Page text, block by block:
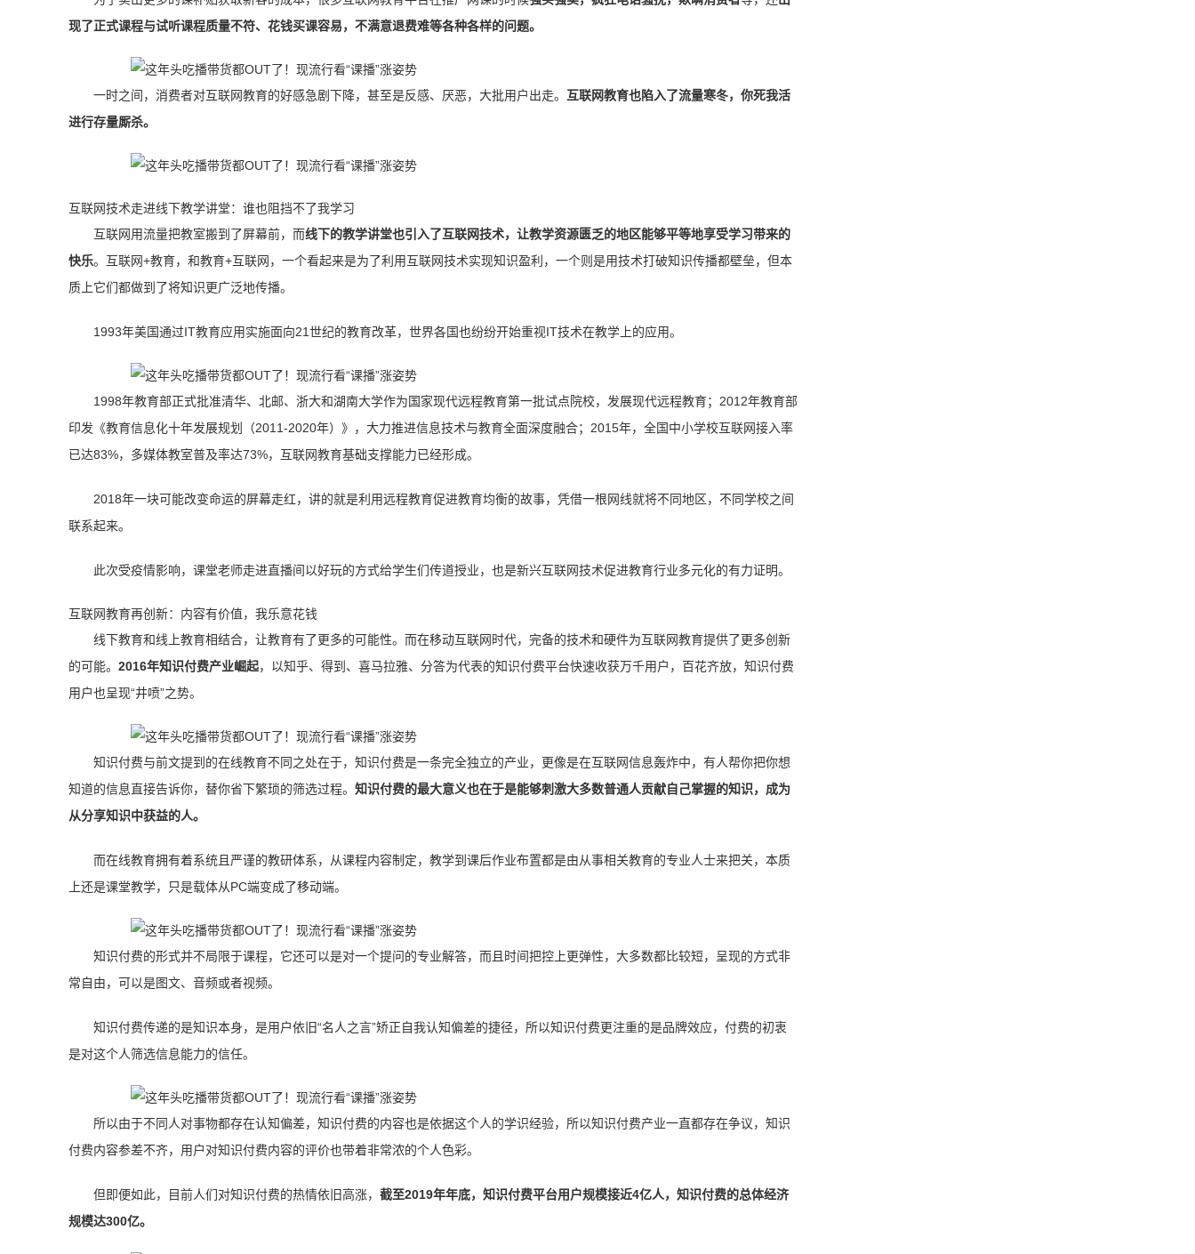
现了正式课程与试听课程质量不符、花钱买课容易，不满意退费难等各种各样的问题。
一时之间，消费者对互联网教育的好感急剧下降，甚至是反感、厌恶，大批用户出走。 互联网教育也陷入了流量寒冬，你死我活
进行存量厮杀。
互联网技术走进线下教学讲堂：谁也阻挡不了我学习
互联网用流量把教室搬到了屏幕前，而线下的教学讲堂也引入了互联网技术，让教学资源匮乏的地区能够平等地享受学习带来的
快乐。互联网+教育，和教育+互联网，一个看起来是为了利用互联网技术实现知识盈利，一个则是用技术打破知识传播都壁垒，但本
质上它们都做到了将知识更广泛地传播。
1993年美国通过IT教育应用实施面向21世纪的教育改革，世界各国也纷纷开始重视IT技术在教学上的应用。
1998年教育部正式批准清华、北邮、浙大和湖南大学作为国家现代远程教育第一批试点院校，发展现代远程教育；2012年教育部
印发《教育信息化十年发展规划（2011-2020年）》，大力推进信息技术与教育全面深度融合；2015年，全国中小学校互联网接入率
已达83%，多媒体教室普及率达73%，互联网教育基础支撑能力已经形成。
2018年一块可能改变命运的屏幕走红，讲的就是利用远程教育促进教育均衡的故事，凭借一根网线就将不同地区，不同学校之间
联系起来。
此次受疫情影响，课堂老师走进直播间以好玩的方式给学生们传道授业，也是新兴互联网技术促进教育行业多元化的有力证明。
互联网教育再创新：内容有价值，我乐意花钱
线下教育和线上教育相结合，让教育有了更多的可能性。而在移动互联网时代，完备的技术和硬件为互联网教育提供了更多创新
的可能。 2016年知识付费产业崛起，以知乎、得到、喜马拉雅、分答为代表的知识付费平台快速收获万千用户，百花齐放，知识付费
用户也呈现“井喷”之势。
知识付费与前文提到的在线教育不同之处在于，知识付费是一条完全独立的产业，更像是在互联网信息轰炸中，有人帮你把你想
知道的信息直接告诉你，替你省下繁琐的筛选过程。 知识付费的最大意义也在于是能够刺激大多数普通人贡献自己掌握的知识，成为
从分享知识中获益的人。
而在线教育拥有着系统且严谨的教研体系，从课程内容制定，教学到课后作业布置都是由从事相关教育的专业人士来把关，本质
上还是课堂教学，只是载体从PC端变成了移动端。
知识付费的形式并不局限于课程，它还可以是对一个提问的专业解答，而且时间把控上更弹性，大多数都比较短，呈现的方式非
常自由，可以是图文、音频或者视频。
知识付费传递的是知识本身，是用户依旧“名人之言”矫正自我认知偏差的捷径，所以知识付费更注重的是品牌效应，付费的初衷
是对这个人筛选信息能力的信任。
所以由于不同人对事物都存在认知偏差，知识付费的内容也是依据这个人的学识经验，所以知识付费产业一直都存在争议，知识
付费内容参差不齐，用户对知识付费内容的评价也带着非常浓的个人色彩。
但即便如此，目前人们对知识付费的热情依旧高涨， 截至2019年年底，知识付费平台用户规模接近4亿人，知识付费的总体经济
规模达300亿。